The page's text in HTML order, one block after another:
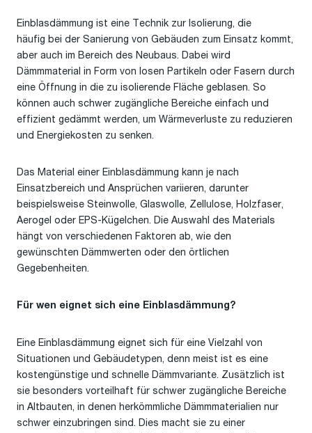
Einblasdämmung ist eine Technik zur Isolierung, die
häufig bei der Sanierung von Gebäuden zum Einsatz kommt,
aber auch im Bereich des Neubaus. Dabei wird
Dämmmaterial in Form von losen Partikeln oder Fasern durch
eine Öffnung in die zu isolierende Fläche geblasen. So
können auch schwer zugängliche Bereiche einfach und
effizient gedämmt werden, um Wärmeverluste zu reduzieren
und Energiekosten zu senken.
Das Material einer Einblasdämmung kann je nach
Einsatzbereich und Ansprüchen variieren, darunter
beispielsweise Steinwolle, Glaswolle, Zellulose, Holzfaser,
Aerogel oder EPS-Kügelchen. Die Auswahl des Materials
hängt von verschiedenen Faktoren ab, wie den
gewünschten Dämmwerten oder den örtlichen
Gegebenheiten.
Für wen eignet sich eine Einblasdämmung?
Eine Einblasdämmung eignet sich für eine Vielzahl von
Situationen und Gebäudetypen, denn meist ist es eine
kostengünstige und schnelle Dämmvariante. Zusätzlich ist
sie besonders vorteilhaft für schwer zugängliche Bereiche
in Altbauten, in denen herkömmliche Dämmmaterialien nur
schwer einzubringen sind. Dies macht sie zu einer